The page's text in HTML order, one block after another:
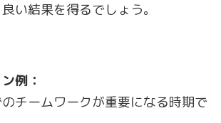
い結果を得るでしょう。
例：
チームワークが重要になる時期で